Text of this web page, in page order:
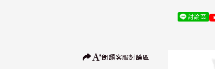
討論區
朗讀客服討論區